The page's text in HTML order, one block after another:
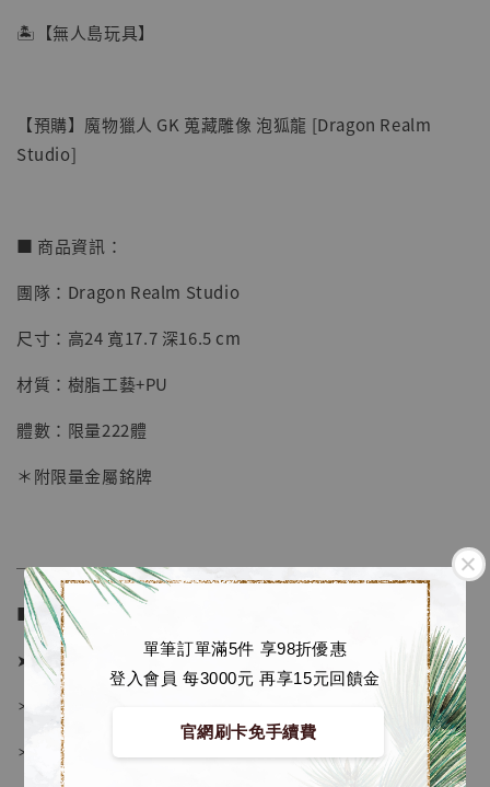
單筆訂單滿5件 享98折優惠
登入會員 每3000元 再享15元回饋金
官網刷卡免手續費
【店內現貨】七龍珠 系列蒐藏雕像 悟空 鳥山
明紀念款 [奇蹟工作室]
NT$ 5,580
加購優惠【海賊王 布魯克達摩 [7STARS Studio]】
🏝【無人島玩具】
【預購】魔物獵人 GK 蒐藏雕像 泡狐龍 [Dragon Realm
Studio]
■ 商品資訊：
團隊：Dragon Realm Studio
尺寸：高24 寬17.7 深16.5 cm
材質：樹脂工藝+PU
體數：限量222體
＊附限量金屬銘牌
──────────────
■ 販售資訊 (NT$)：
➤ 價格 3680元 (訂金1080)
＊ 國際運費另計
＊ 刷卡免手續費